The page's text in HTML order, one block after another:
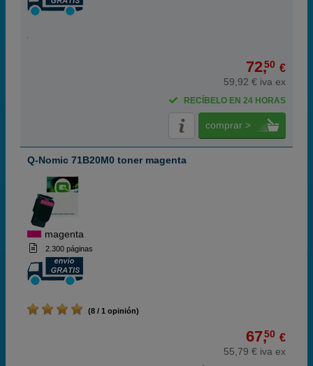
72,50 €
59,92 € iva ex
RECÍBELO EN 24 HORAS
comprar >
Q-Nomic 71B20M0 toner magenta
magenta
2.300 páginas
(8 / 1 opinión)
67,50 €
55,79 € iva ex